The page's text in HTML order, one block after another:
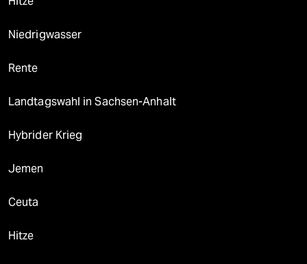
Niedrigwasser
Rente
Landtagswahl in Sachsen-Anhalt
Hybrider Krieg
Jemen
Ceuta
Hitze